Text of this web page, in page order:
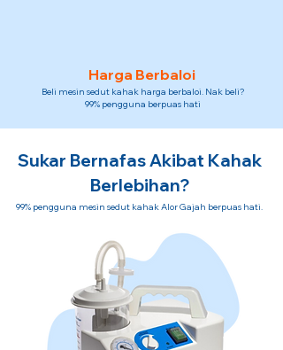
Harga Berbaloi
Beli mesin sedut kahak harga berbaloi. Nak beli?
99% pengguna berpuas hati
Sukar Bernafas Akibat Kahak
Berlebihan?
99% pengguna mesin sedut kahak Alor Gajah berpuas hati.